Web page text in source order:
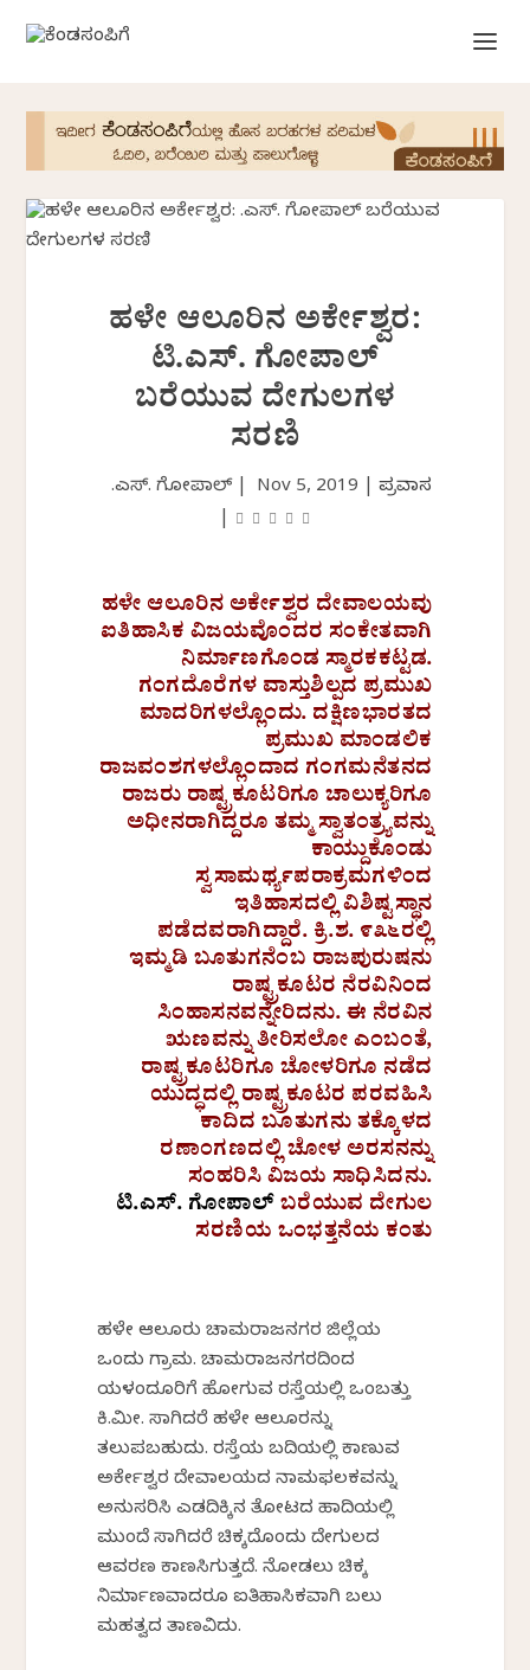
ಹಳೇ ಆಲೂರಿನ ಅರ್ಕೇಶ್ವರ:
ಟಿ.ಎಸ್. ಗೋಪಾಲ್
ಬರೆಯುವ ದೇಗುಲಗಳ
ಸರಣಿ
ಟಿ.ಎಸ್. ಗೋಪಾಲ್ | Nov 5, 2019
ಪ್ರವಾಸ
ಹಳೇ ಆಲೂರಿನ ಅರ್ಕೇಶ್ವರ ದೇವಾಲಯವು
ಐತಿಹಾಸಿಕ ವಿಜಯವೊಂದರ ಸಂಕೇತವಾಗಿ
ನಿರ್ಮಾಣಗೊಂಡ ಸ್ಮಾರಕಕಟ್ಟಡ.
ಗಂಗದೊರೆಗಳ ವಾಸ್ತುಶಿಲ್ಪದ ಪ್ರಮುಖ
ಮಾದರಿಗಳಲ್ಲೊಂದು. ದಕ್ಷಿಣಭಾರತದ
ಪ್ರಮುಖ ಮಾಂಡಲಿಕ
ರಾಜವಂಶಗಳಲ್ಲೊಂದಾದ ಗಂಗಮನೆತನದ
ರಾಜರು ರಾಷ್ಟ್ರಕೂಟರಿಗೂ ಚಾಲುಕ್ಯರಿಗೂ
ಅಧೀನರಾಗಿದ್ದರೂ ತಮ್ಮ ಸ್ವಾತಂತ್ರ್ಯವನ್ನು
ಕಾಯ್ದುಕೊಂಡು
ಸ್ವಸಾಮರ್ಥ್ಯಪರಾಕ್ರಮಗಳಿಂದ
ಇತಿಹಾಸದಲ್ಲಿ ವಿಶಿಷ್ಟಸ್ಥಾನ
ಪಡೆದವರಾಗಿದ್ದಾರೆ. ಕ್ರಿ.ಶ. ೯೩೬ರಲ್ಲಿ
ಇಮ್ಮಡಿ ಬೂತುಗನೆಂಬ ರಾಜಪುರುಷನು
ರಾಷ್ಟ್ರಕೂಟರ ನೆರವಿನಿಂದ
ಸಿಂಹಾಸನವನ್ನೇರಿದನು. ಈ ನೆರವಿನ
ಋಣವನ್ನು ತೀರಿಸಲೋ ಎಂಬಂತೆ,
ರಾಷ್ಟ್ರಕೂಟರಿಗೂ ಚೋಳರಿಗೂ ನಡೆದ
ಯುದ್ಧದಲ್ಲಿ ರಾಷ್ಟ್ರಕೂಟರ ಪರವಹಿಸಿ
ಕಾದಿದ ಬೂತುಗನು ತಕ್ಕೊಳದ
ರಣಾಂಗಣದಲ್ಲಿ ಚೋಳ ಅರಸನನ್ನು
ಸಂಹರಿಸಿ ವಿಜಯ ಸಾಧಿಸಿದನು.
ಟಿ.ಎಸ್. ಗೋಪಾಲ್ಬರೆಯುವ ದೇಗುಲ
ಸರಣಿಯ ಒಂಭತ್ತನೆಯ ಕಂತು
ಹಳೇ ಆಲೂರು ಚಾಮರಾಜನಗರ ಜಿಲ್ಲೆಯ
ಒಂದು ಗ್ರಾಮ. ಚಾಮರಾಜನಗರದಿಂದ
ಯಳಂದೂರಿಗೆ ಹೋಗುವ ರಸ್ತೆಯಲ್ಲಿ ಒಂಬತ್ತು
ಕಿ.ಮೀ. ಸಾಗಿದರೆ ಹಳೇ ಆಲೂರನ್ನು
ತಲುಪಬಹುದು. ರಸ್ತೆಯ ಬದಿಯಲ್ಲಿ ಕಾಣುವ
ಅರ್ಕೇಶ್ವರ ದೇವಾಲಯದ ನಾಮಫಲಕವನ್ನು
ಅನುಸರಿಸಿ ಎಡದಿಕ್ಕಿನ ತೋಟದ ಹಾದಿಯಲ್ಲಿ
ಮುಂದೆ ಸಾಗಿದರೆ ಚಿಕ್ಕದೊಂದು ದೇಗುಲದ
ಆವರಣ ಕಾಣಸಿಗುತ್ತದೆ. ನೋಡಲು ಚಿಕ್ಕ
ನಿರ್ಮಾಣವಾದರೂ ಐತಿಹಾಸಿಕವಾಗಿ ಬಲು
ಮಹತ್ವದ ತಾಣವಿದು.